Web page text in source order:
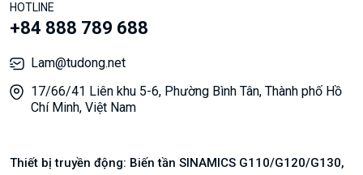
HOTLINE
+84 888 789 688
Lam@tudong.net
17/66/41 Liên khu 5-6, Phường Bình Tân, Thành phố Hồ
Chí Minh, Việt Nam
Thiết bị truyền động: Biến tần SINAMICS G110/G120/G130,